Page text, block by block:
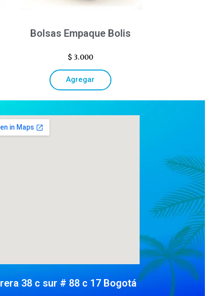
Bolsas Empaque Bolis
$ 3.000
Agregar
38 c sur # 88 c 17 Bogotá